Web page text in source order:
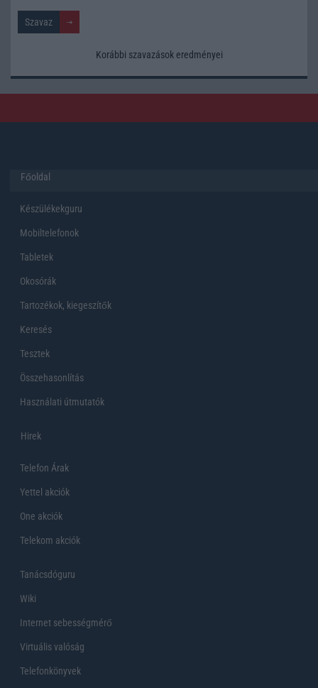
Korábbi szavazások eredményei
Főoldal
Készülékekguru
Mobiltelefonok
Tabletek
Okosórák
Tartozékok, kiegeszítők
Keresés
Tesztek
Összehasonlítás
Használati útmutatók
Hirek
Telefon Árak
Yettel akciók
One akciók
Telekom akciók
Tanácsdóguru
Wiki
Internet sebességmérő
Virtuális valóság
Telefonkönyvek